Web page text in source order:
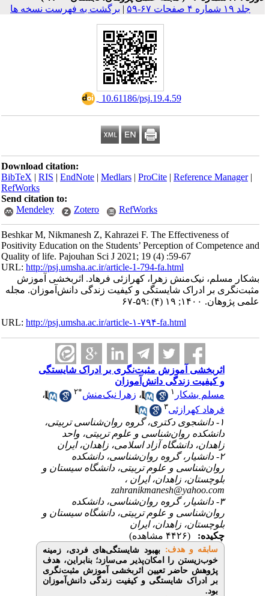
|برگشت به فهرست نسخه ها
‎ 10.61186/psj.19.4.59
BibTeX|RIS| EndNote |Medlars|ProCite|
Mendeley
Zotero
Beshkar M, Nikmanesh Z, Kahrazei F. The
Positivity Education on the Students’ Perception
Quality of life. Pajouhan Sci J 2021; 19 (4) :59-67
URL:http://psj.umsha.ac.ir/article-1-794-fa.html
زهرا، کهرازئی فرهاد. اثربخشی آموزش
شایستگی و کیفیت زندگی دانش‌آموزان. مجله
URL:http://psj.umsha.ac.ir/article-۱-۷۹۴-fa.html
آموزش مثبت‌نگری بر ادراک شایستگی
دانش‌آموزان
،زهرا نیک‌منش* ۲
دکتری، گروه روان‌شناسی تربیتی،
و علوم تربیتی، واحد
آزاد اسلامی، زاهدان، ایران
گروه روان‌شناسی، دانشکده
و علوم تربیتی، دانشگاه سیستان و
زاهدان، ایران ،
گروه روان‌شناسی، دانشکده
و علوم تربیتی، دانشگاه سیستان و
زاهدان، ایران
بهبود شایستگی‌های فردی، زمینه
را امکان‌پذیر می‌سازد؛ بنابراین، هدف
تعیین اثربخشی آموزش مثبت‌نگری
شایستگی و کیفیت زندگی دانش‌آموزان